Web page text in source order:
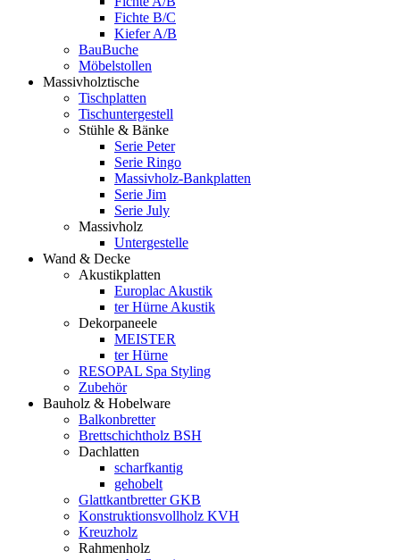
Fichte B/C
Kiefer A/B
BauBuche
Möbelstollen
Massivholztische
Tischplatten
Tischuntergestell
Stühle & Bänke
Serie Peter
Serie Ringo
Massivholz-Bankplatten
Serie Jim
Serie July
Massivholz
Untergestelle
Wand & Decke
Akustikplatten
Europlac Akustik
ter Hürne Akustik
Dekorpaneele
MEISTER
ter Hürne
RESOPAL Spa Styling
Zubehör
Bauholz & Hobelware
Balkonbretter
Brettschichtholz BSH
Dachlatten
scharfkantig
gehobelt
Glattkantbretter GKB
Konstruktionsvollholz KVH
Kreuzholz
Rahmenholz